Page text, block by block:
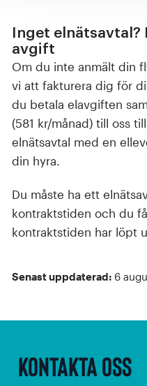
Inget elnätsavtal?
avgift
Om du inte anmält din
vi att fakturera dig för
du betala elavgiften
(581 kr/månad) till oss
elnätsavtal med en
din hyra.
Du måste ha ett
kontraktstiden och du
kontraktstiden har löpt
Senast uppdaterad: 6
Kontakta oss